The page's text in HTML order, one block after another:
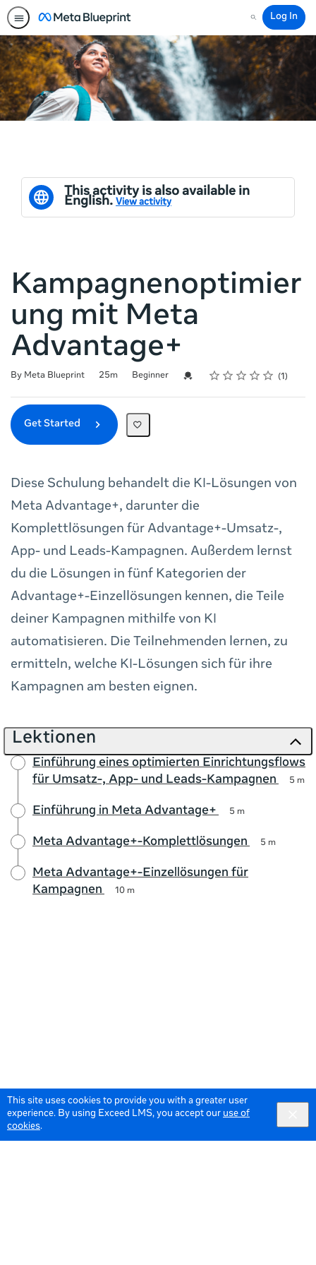
This site uses cookies to provide you with a greater user
experience. By using Exceed LMS, you accept our use of
cookies.
Search
Log In
This activity is also available in
English. View activity
Kampagnenoptimier
ung mit Meta
Advantage+
By Meta Blueprint
Duration 25m
Difficulty Beginner Credential For Completion
Rating
1 star
2 stars
3 stars
4 stars
5 stars
Average rating: 5.0 1
1 review
Get Started
Diese Schulung behandelt die KI-Lösungen von
Meta Advantage+, darunter die
Komplettlösungen für Advantage+-Umsatz-,
App- und Leads-Kampagnen. Außerdem lernst
du die Lösungen in fünf Kategorien der
Advantage+-Einzellösungen kennen, die Teile
deiner Kampagnen mithilfe von KI
automatisieren. Die Teilnehmenden lernen, zu
ermitteln, welche KI-Lösungen sich für ihre
Kampagnen am besten eignen.
Lektionen
Einführung eines optimierten Einrichtungsflows
für Umsatz-, App- und Leads-Kampagnen
5 m
Einführung in Meta Advantage+ 5 m
Meta Advantage+-Komplettlösungen 5 m
Meta Advantage+-Einzellösungen für
Kampagnen
10 m